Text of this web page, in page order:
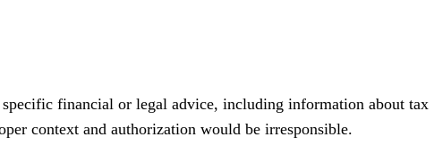
financial or legal advice, including information about tax
context and authorization would be irresponsible.